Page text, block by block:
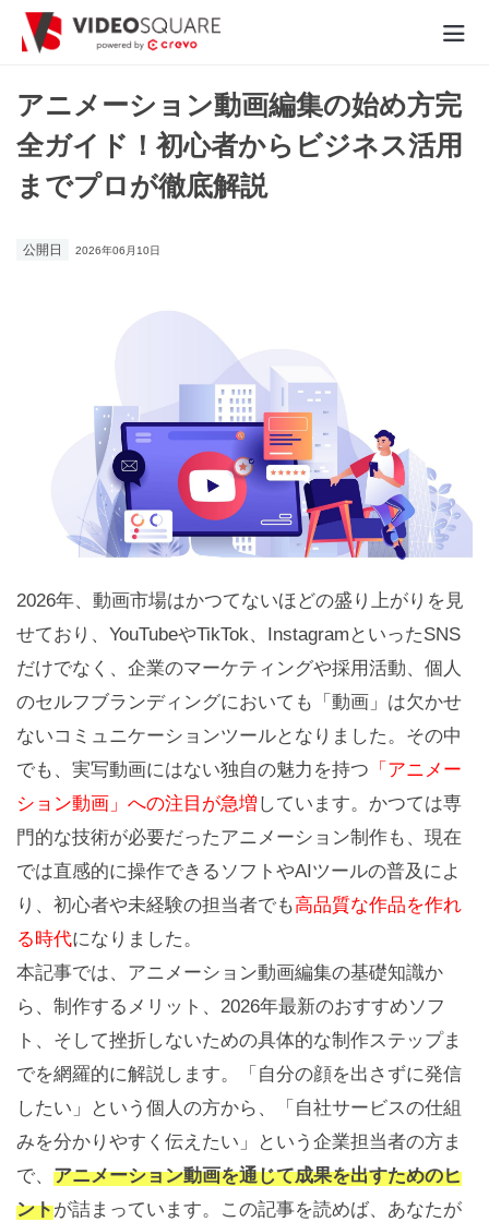
動画制作実績
価格
お役立ち情報
お問合わせ・無料見積もり
資料ダウンロード
アニメーション動画編集の始め方完
全ガイド！初心者からビジネス活用
までプロが徹底解説
公開日 2026年06月10日
2026年、動画市場はかつてないほどの盛り上がりを見
せており、YouTubeやTikTok、InstagramといったSNS
だけでなく、企業のマーケティングや採用活動、個人
のセルフブランディングにおいても「動画」は欠かせ
ないコミュニケーションツールとなりました。その中
でも、実写動画にはない独自の魅力を持つ 「アニメー
ション動画」への注目が急増 しています。かつては専
門的な技術が必要だったアニメーション制作も、現在
では直感的に操作できるソフトやAIツールの普及によ
り、初心者や未経験の担当者でも高品質な作品を作れ
る時代になりました。
本記事では、アニメーション動画編集の基礎知識か
ら、制作するメリット、2026年最新のおすすめソフ
ト、そして挫折しないための具体的な制作ステップま
でを網羅的に解説します。「自分の顔を出さずに発信
したい」という個人の方から、「自社サービスの仕組
みを分かりやすく伝えたい」という企業担当者の方ま
で、 アニメーション動画を通じて成果を出すためのヒ
ントが詰まっています。この記事を読めば、あなたが